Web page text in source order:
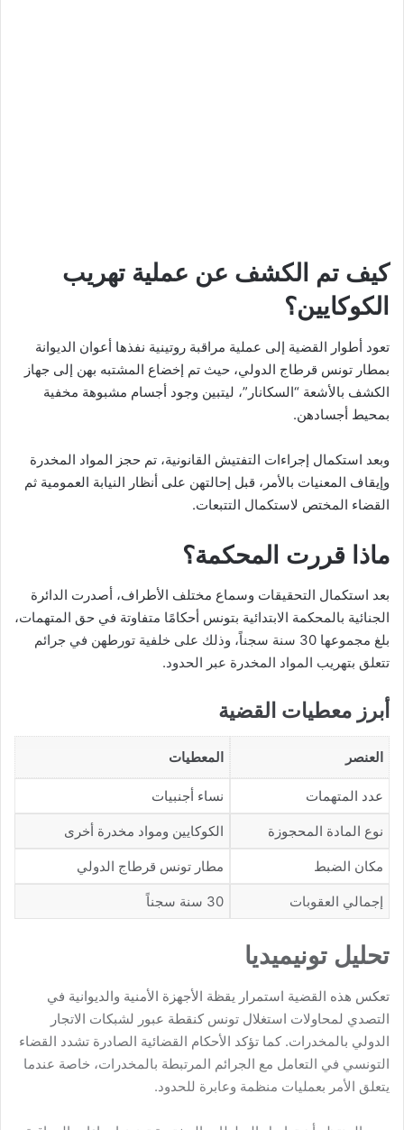
كيف تم الكشف عن عملية تهريب
الكوكايين؟
تعود أطوار القضية إلى عملية مراقبة روتينية نفذها أعوان الديوانة
بمطار تونس قرطاج الدولي، حيث تم إخضاع المشتبه بهن إلى جهاز
الكشف بالأشعة “السكانار”، ليتبين وجود أجسام مشبوهة مخفية
بمحيط أجسادهن.
وبعد استكمال إجراءات التفتيش القانونية، تم حجز المواد المخدرة
وإيقاف المعنيات بالأمر، قبل إحالتهن على أنظار النيابة العمومية ثم
القضاء المختص لاستكمال التتبعات.
ماذا قررت المحكمة؟
بعد استكمال التحقيقات وسماع مختلف الأطراف، أصدرت الدائرة
الجنائية بالمحكمة الابتدائية بتونس أحكامًا متفاوتة في حق المتهمات،
بلغ مجموعها 30 سنة سجناً، وذلك على خلفية تورطهن في جرائم
تتعلق بتهريب المواد المخدرة عبر الحدود.
أبرز معطيات القضية
العنصر المعطيات
عدد المتهمات نساء أجنبيات
نوع المادة المحجوزة الكوكايين ومواد مخدرة أخرى
مكان الضبط مطار تونس قرطاج الدولي
إجمالي العقوبات 30 سنة سجناً
تحليل تونيميديا
تعكس هذه القضية استمرار يقظة الأجهزة الأمنية والديوانية في
التصدي لمحاولات استغلال تونس كنقطة عبور لشبكات الاتجار
الدولي بالمخدرات. كما تؤكد الأحكام القضائية الصادرة تشدد القضاء
التونسي في التعامل مع الجرائم المرتبطة بالمخدرات، خاصة عندما
يتعلق الأمر بعمليات منظمة وعابرة للحدود.